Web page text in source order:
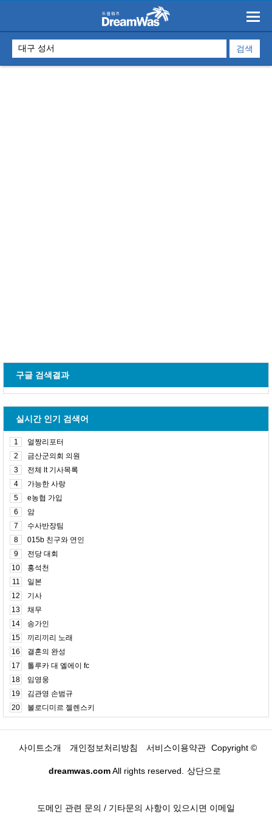
구글 검색결과
실시간 인기 검색어
1
얼짱리포터
2
금산군의회 의원
3
전체 lt 기사목록
4
가능한 사랑
5
e농협 가입
6
암
7
수사반장팀
8
015b 친구와 연인
9
전당 대회
10
홍석천
11
일본
12
기사
13
채무
14
송가인
15
끼리끼리 노래
16
결혼의 완성
17
톨루카 대 엘에이 fc
18
임영웅
19
김관영 손범규
20
볼로디미르 젤렌스키
사이트소개 개인정보처리방침 서비스이용약관 Copyright ©
dreamwas.comAll rights reserved. 상단으로
도메인 관련 문의 / 기타문의 사항이 있으시면 이메일